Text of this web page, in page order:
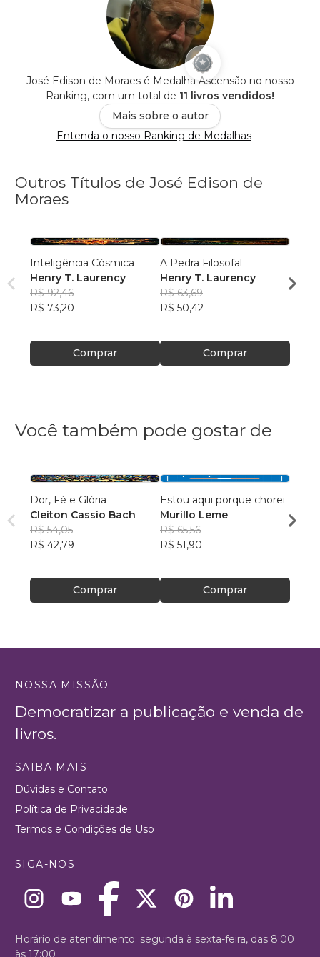
José Edison de Moraes é Medalha Ascensão no nosso
Ranking, com um total de 11 livros vendidos!
Mais sobre o autor
Entenda o nosso Ranking de Medalhas
Outros Títulos de José Edison de
Moraes
Inteligência Cósmica
Henry T. Laurency
R$ 92,46
R$ 73,20
Comprar
A Pedra Filosofal
Henry T. Laurency
R$ 63,69
R$ 50,42
Comprar
Você também pode gostar de
Dor, Fé e Glória
Cleiton Cassio Bach
R$ 54,05
R$ 42,79
Comprar
Estou aqui porque chorei
Murillo Leme
R$ 65,56
R$ 51,90
Comprar
Silva
R$
NOSSA MISSÃO
Democratizar a publicação e venda de
livros.
SAIBA MAIS
Dúvidas e Contato
Política de Privacidade
Termos e Condições de Uso
SIGA-NOS
Horário de atendimento: segunda à sexta-feira, das 8:00
às 17:00